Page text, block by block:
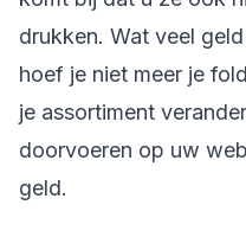
drukken. Wat veel
hoef je niet meer je
je assortiment
doorvoeren op uw
geld.